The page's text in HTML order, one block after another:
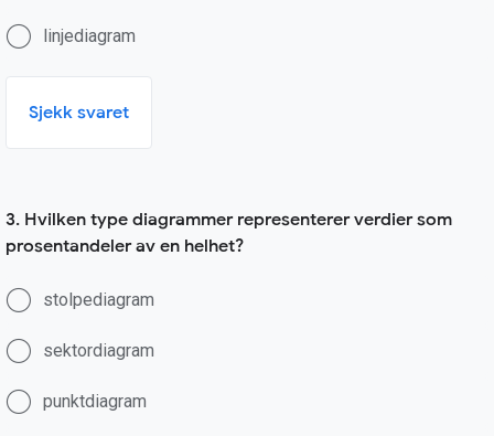
linjediagram
Sjekk svaret
3. Hvilken type diagrammer representerer verdier som
prosentandeler av en helhet?
stolpediagram
sektordiagram
punktdiagram